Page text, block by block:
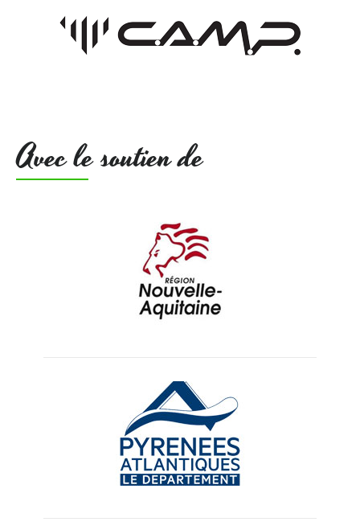
Avec le soutien de